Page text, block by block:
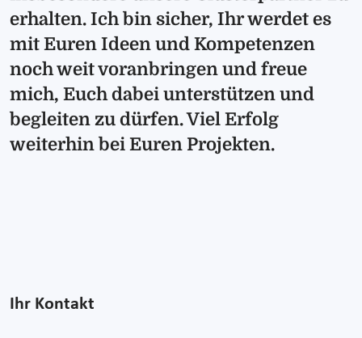
erhalten. Ich bin sicher, Ihr werdet es
mit Euren Ideen und Kompetenzen
noch weit voranbringen und freue
mich, Euch dabei unterstützen und
begleiten zu dürfen. Viel Erfolg
weiterhin bei Euren Projekten.
Ihr Kontakt